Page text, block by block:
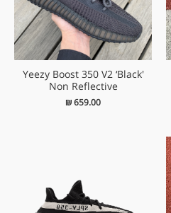
'Yeezy Boost 350 V2 ‘Black
Non Reflective
₪659.00